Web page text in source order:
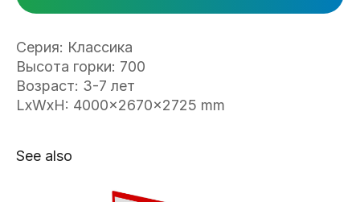
Серия: Классика
Высота горки: 700
Возраст: 3-7 лет
LxWxH: 4000x2670x2725 mm
See also